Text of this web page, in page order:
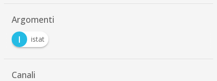
Argomenti
I
istat
Canali